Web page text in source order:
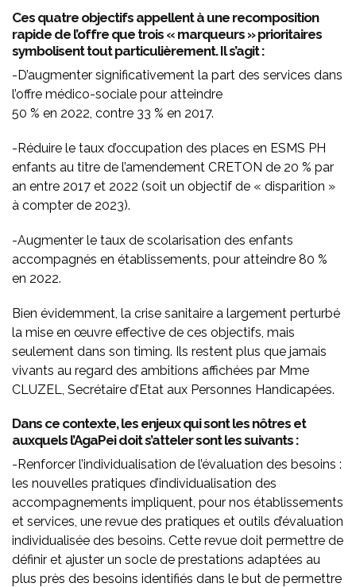
Ces quatre objectifs appellent à une recomposition
rapide de l’offre que trois « marqueurs » prioritaires
symbolisent tout particulièrement. Il s’agit :
-D’augmenter significativement la part des services dans
l’offre médico-sociale pour atteindre
50 % en 2022, contre 33 % en 2017.
-Réduire le taux d’occupation des places en ESMS PH
enfants au titre de l’amendement CRETON de 20 % par
an entre 2017 et 2022 (soit un objectif de « disparition »
à compter de 2023).
-Augmenter le taux de scolarisation des enfants
accompagnés en établissements, pour atteindre 80 %
en 2022.
Bien évidemment, la crise sanitaire a largement perturbé
la mise en œuvre effective de ces objectifs, mais
seulement dans son timing. Ils restent plus que jamais
vivants au regard des ambitions affichées par Mme
CLUZEL, Secrétaire d’Etat aux Personnes Handicapées.
Dans ce contexte, les enjeux qui sont les nôtres et
auxquels l’AgaPei doit s’atteler sont les suivants :
-Renforcer l’individualisation de l’évaluation des besoins :
les nouvelles pratiques d’individualisation des
accompagnements impliquent, pour nos établissements
et services, une revue des pratiques et outils d’évaluation
individualisée des besoins. Cette revue doit permettre de
définir et ajuster un socle de prestations adaptées au
plus près des besoins identifiés dans le but de permettre